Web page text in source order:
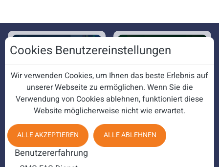
Cookies Benutzereinstellungen
Wir verwenden Cookies, um Ihnen das beste Erlebnis auf
unserer Webseite zu ermöglichen. Wenn Sie die
Verwendung von Cookies ablehnen, funktioniert diese
Website möglicherweise nicht wie erwartet.
ALLE AKZEPTIEREN ALLE ABLEHNEN
Benutzererfahrung